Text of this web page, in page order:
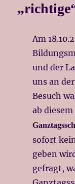
Am
und der
uns an
Besuch
ab diesem
sofort
geben
gefragt,